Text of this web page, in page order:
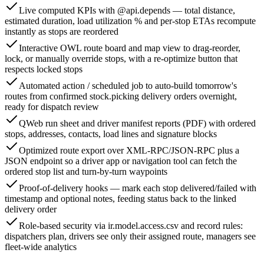
Live computed KPIs with @api.depends — total distance,
estimated duration, load utilization % and per-stop ETAs recompute
instantly as stops are reordered
Interactive OWL route board and map view to drag-reorder,
lock, or manually override stops, with a re-optimize button that
respects locked stops
Automated action / scheduled job to auto-build tomorrow's
routes from confirmed stock.picking delivery orders overnight,
ready for dispatch review
QWeb run sheet and driver manifest reports (PDF) with ordered
stops, addresses, contacts, load lines and signature blocks
Optimized route export over XML-RPC/JSON-RPC plus a
JSON endpoint so a driver app or navigation tool can fetch the
ordered stop list and turn-by-turn waypoints
Proof-of-delivery hooks — mark each stop delivered/failed with
timestamp and optional notes, feeding status back to the linked
delivery order
Role-based security via ir.model.access.csv and record rules:
dispatchers plan, drivers see only their assigned route, managers see
fleet-wide analytics